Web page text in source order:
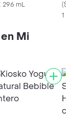
296 mL
(
1 X
Mi